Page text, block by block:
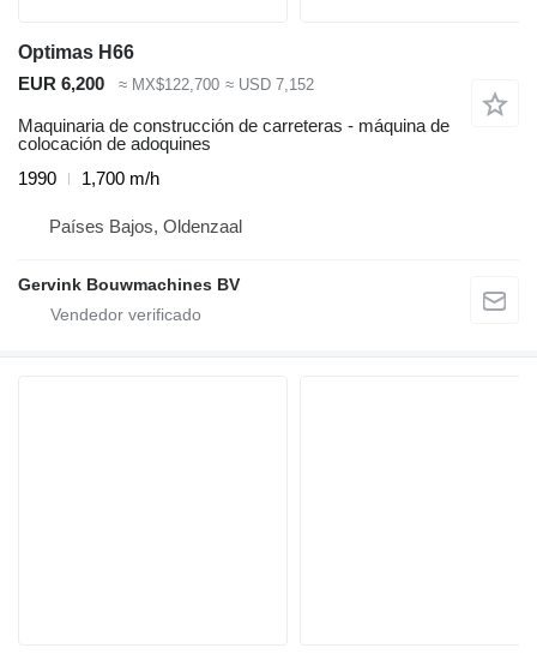
Optimas H66
EUR 6,200
≈ MX$122,700 ≈ USD 7,152
Maquinaria de construcción de carreteras - máquina de
colocación de adoquines
1990
1,700 m/h
Países Bajos, Oldenzaal
Gervink Bouwmachines BV